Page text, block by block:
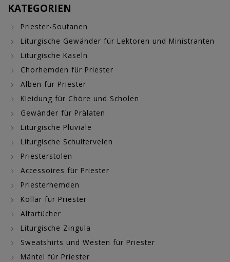
KATEGORIEN
Priester-Soutanen
Liturgische Gewänder für Lektoren und Ministranten
Liturgische Kaseln
Chorhemden für Priester
Alben für Priester
Kleidung für Chöre und Scholen
Gewänder für Prälaten
Liturgische Pluviale
Liturgische Schultervelen
Priesterstolen
Accessoires für Priester
Priesterhemden
Kollar für Priester
Altartücher
Liturgische Zingula
Sweatshirts und Westen für Priester
Mäntel für Priester